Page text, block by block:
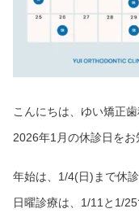
こんにちは、ゆい矯正
2026年1月の休診日をお
年始は、1/4(日)まで休
日曜診療は、1/11と1/25